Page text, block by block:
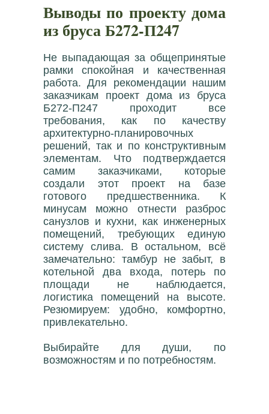
Выводы по проекту дома
из бруса Б272-П247
Не выпадающая за общепринятые
рамки спокойная и качественная
работа. Для рекомендации нашим
заказчикам проект дома из бруса
Б272-П247 проходит все
требования, как по качеству
архитектурно-планировочных
решений, так и по конструктивным
элементам. Что подтверждается
самим заказчиками, которые
создали этот проект на базе
готового предшественника. К
минусам можно отнести разброс
санузлов и кухни, как инженерных
помещений, требующих единую
систему слива. В остальном, всё
замечательно: тамбур не забыт, в
котельной два входа, потерь по
площади не наблюдается,
логистика помещений на высоте.
Резюмируем: удобно, комфортно,
привлекательно.
Выбирайте для души, по
возможностям и по потребностям.